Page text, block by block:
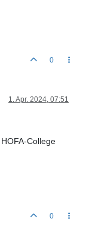
0
1. Apr. 2024, 07:51
College
0